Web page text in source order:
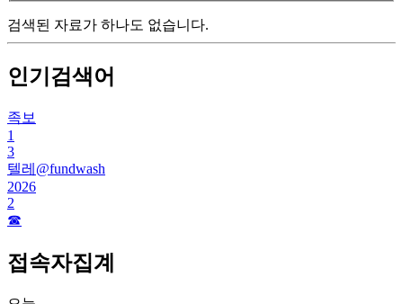
검색된 자료가 하나도 없습니다.
인기검색어
족보
1
3
텔레@fundwash
2026
2
☎
접속자집계